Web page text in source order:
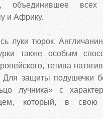
объединившее
и Африку.
луки тюрок.
также особым
тетива
защиты подушечки
лучника» с
который, в свою